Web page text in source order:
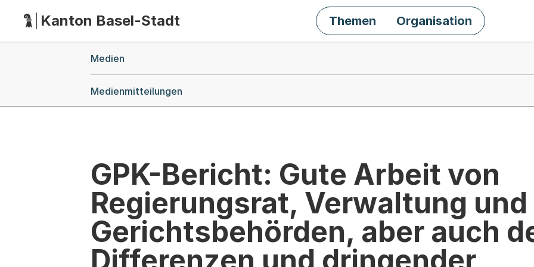
HauptnavigationKanton Basel-Stadt Themen Organisation
Medien
Medienmitteilungen
GPK-Bericht: Gute Arbeit von
Regierungsrat, Verwaltung und
Gerichtsbehörden, aber auch